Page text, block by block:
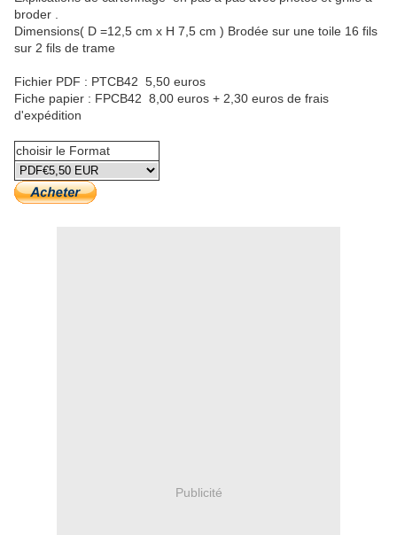
broder .
Dimensions( D =12,5 cm x H 7,5 cm ) Brodée sur une toile 16 fils
sur 2 fils de trame
Fichier PDF : PTCB42 5,50 euros
Fiche papier : FPCB42 8,00 euros + 2,30 euros de frais
d'expédition
choisir le Format
Publicité